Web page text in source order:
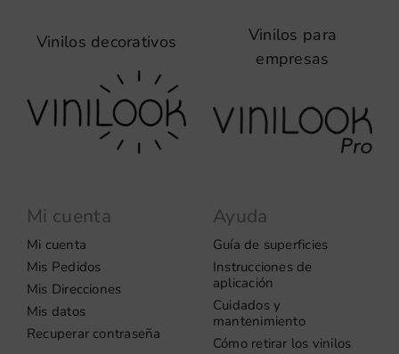
Vinilos decorativos
Mi cuenta
Mi cuenta
Mis Pedidos
Mis Direcciones
Mis datos
Recuperar contraseña
Ayuda
Guía de superficies
Instrucciones de
aplicación
Cuidados y
mantenimiento
Cómo retirar los vinilos
Vinilos para
empresas